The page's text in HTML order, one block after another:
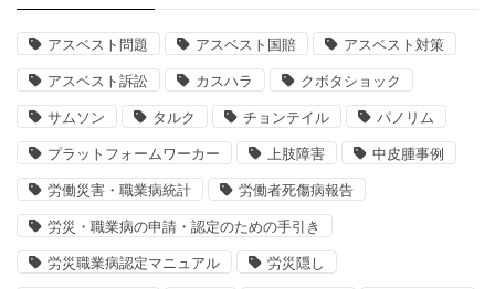
アスベスト問題 アスベスト国賠 アスベスト対策
アスベスト訴訟 カスハラ クボタショック
サムソン タルク チョンテイル パノリム
プラットフォームワーカー 上肢障害 中皮腫事例
労働災害・職業病統計 労働者死傷病報告
労災・職業病の申請・認定のための手引き
労災職業病認定マニュアル 労災隠し